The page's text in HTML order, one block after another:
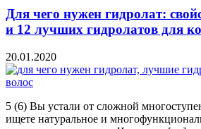
Для чего нужен гидролат:
и 12 лучших гидролатов для
20.01.2020
5 (6) Вы устали от сложной
ищете натуральное и